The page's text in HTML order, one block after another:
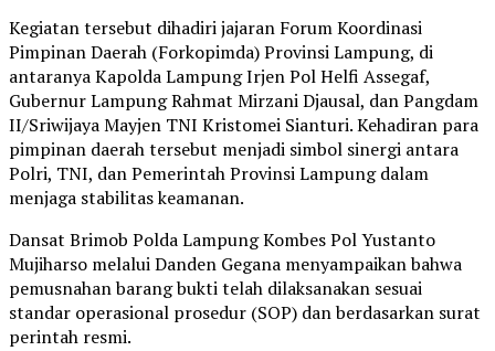
Kegiatan tersebut dihadiri jajaran Forum Koordinasi
Pimpinan Daerah (Forkopimda) Provinsi Lampung, di
antaranya Kapolda Lampung Irjen Pol Helfi Assegaf,
Gubernur Lampung Rahmat Mirzani Djausal, dan Pangdam
II/Sriwijaya Mayjen TNI Kristomei Sianturi. Kehadiran para
pimpinan daerah tersebut menjadi simbol sinergi antara
Polri, TNI, dan Pemerintah Provinsi Lampung dalam
menjaga stabilitas keamanan.
Dansat Brimob Polda Lampung Kombes Pol Yustanto
Mujiharso melalui Danden Gegana menyampaikan bahwa
pemusnahan barang bukti telah dilaksanakan sesuai
standar operasional prosedur (SOP) dan berdasarkan surat
perintah resmi.